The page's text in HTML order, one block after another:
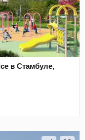
в Стамбуле,